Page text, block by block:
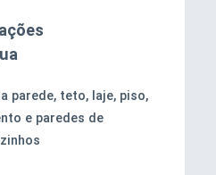
parede, teto, laje, piso,
e paredes de